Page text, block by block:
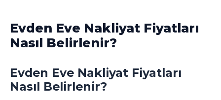
Evden Eve Nakliyat Fiyatları
Nasıl Belirlenir?
Evden Eve Nakliyat Fiyatları
Nasıl Belirlenir?